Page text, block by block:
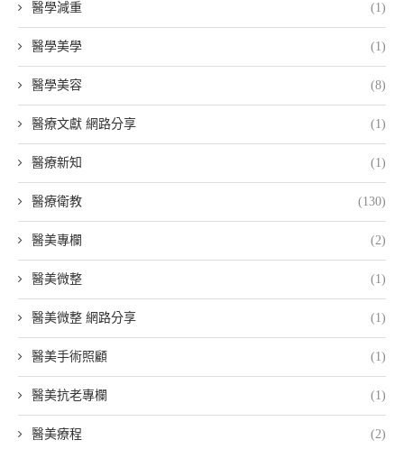
醫學減重 (1)
醫學美學 (1)
醫學美容 (8)
醫療文獻 網路分享 (1)
醫療新知 (1)
醫療衛教 (130)
醫美專欄 (2)
醫美微整 (1)
醫美微整 網路分享 (1)
醫美手術照顧 (1)
醫美抗老專欄 (1)
醫美療程 (2)